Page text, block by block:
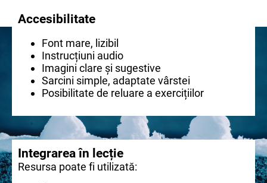
Accesibilitate
Font mare, lizibil
Instrucțiuni audio
Imagini clare și sugestive
Sarcini simple, adaptate vârstei
Posibilitate de reluare a exercițiilor
Integrarea în lecție
Resursa poate fi utilizată: